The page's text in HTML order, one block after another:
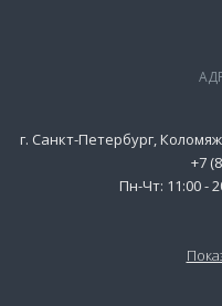
г. Санкт-Петербург,
+7
Пн-Чт: 11:00 -